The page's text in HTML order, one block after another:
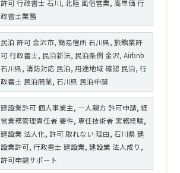
許可 行政書士 石川, 北陸 風俗営業, 高単価 行
政書士業務
民泊 許可 金沢市, 簡易宿所 石川県, 旅館業許
可 行政書士, 民泊新法, 民泊条例 金沢, Airbnb
石川県, 消防対応 民泊, 用途地域 確認 民泊, 行
政書士 民泊開業, 石川県 民泊申請
建設業許可 個人事業主, 一人親方 許可申請, 経
営業務管理責任者 要件, 専任技術者 実務経験,
建設業 法人化, 許可 取れない 理由, 石川県 建
設業許可, 行政書士 建設業, 建設業 法人成り,
許可申請サポート